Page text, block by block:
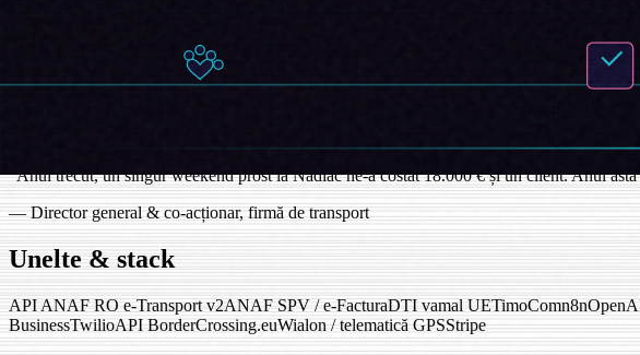
Ultima lecție, aceeași pe care o învățăm la fiecare implementare românească: nu
depozit, un om răspunde și un om îl plimbă prin sistem. Acea conversație de cinci minute
plece nemulțumit de când rulează sistemul.
"Anul trecut, un singur weekend prost la Nădlac ne-a costat 18.000 € și un client. Anul
—Director general & co-acționar, firmă de transport
Unelte & stack
API ANAF RO e-Transport v2ANAF SPV / e-FacturaDTI vamal UETimoComn8n
BusinessTwilioAPI BorderCrossing.euWialon / telematică GPSStripe